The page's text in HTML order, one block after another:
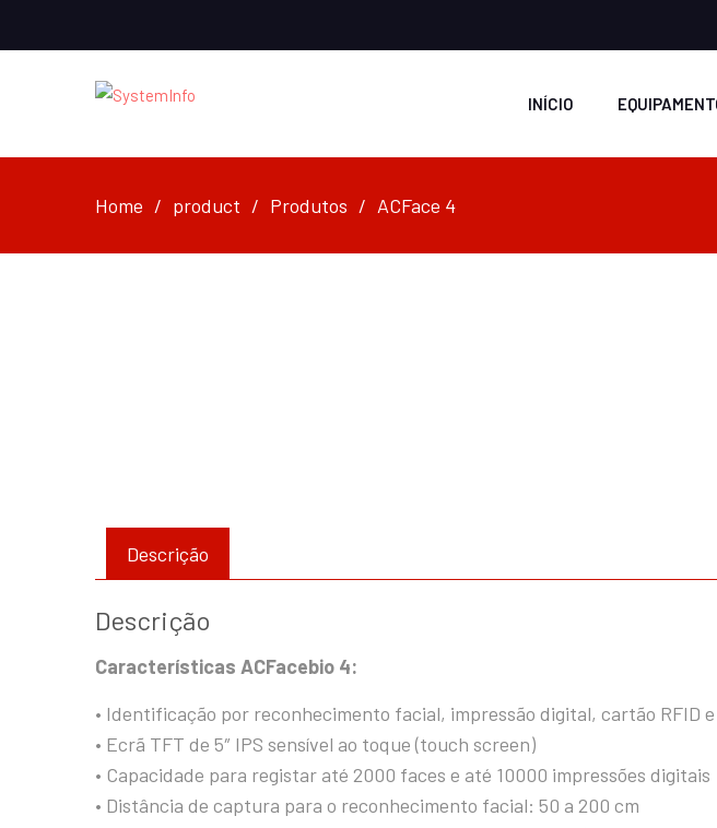
INÍCIO
Home product Produtos ACFace 4
Descrição
Descrição
Características ACFacebio 4:
• Identificação por reconhecimento facial, impressão digital, cartão RFID e
• Ecrã TFT de 5″ IPS sensível ao toque (touch screen)
• Capacidade para registar até 2000 faces e até 10000 impressões digitais
• Distância de captura para o reconhecimento facial: 50 a 200 cm